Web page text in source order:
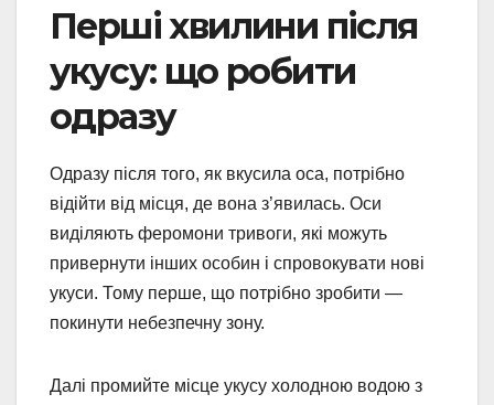
Перші хвилини після
укусу: що робити
одразу
Одразу після того, як вкусила оса, потрібно
відійти від місця, де вона з’явилась. Оси
виділяють феромони тривоги, які можуть
привернути інших особин і спровокувати нові
укуси. Тому перше, що потрібно зробити —
покинути небезпечну зону.
Далі промийте місце укусу холодною водою з